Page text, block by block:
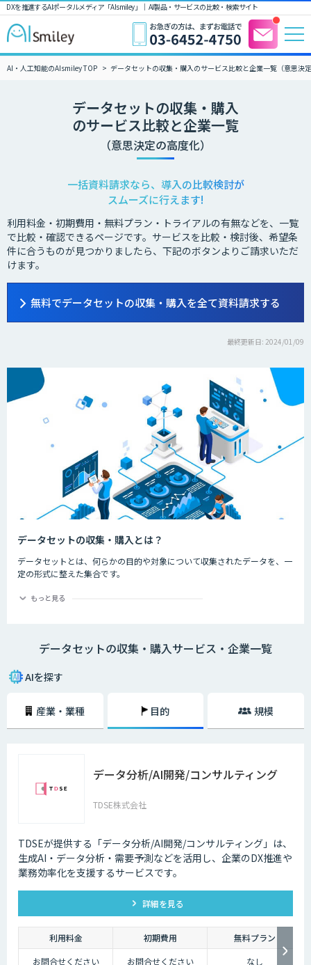
DXを推進するAIポータルメディア「AIsmiley」｜ AI製品・サービスの比較・検索サイト
AI・人工知能のAIsmiley TOP データセットの収集・購入のサービス比較と企業一覧（意思決
データセットの収集・購入
のサービス比較と企業一覧
（意思決定の高度化）
一括資料請求なら、導入の比較検討が
スムーズに行えます!
利用料金・初期費用・無料プラン・トライアルの有無などを、一覧
で比較・確認できるページです。サービスを比較・検討後、希望条
件に合うものが見つかりましたら、下記のボタンよりご請求いただ
けます。
無料でデータセットの収集・購入を全て資料請求する
最終更新日: 2024/01/09
データセットの収集・購入とは？
データセットとは、何らかの目的や対象について収集されたデータを、一
定の形式に整えた集合です。
データを集める作業に時間や労力が割かれていることがあると思います。
もっと見る
データセットの収集・購入サービス・企業一覧
AIを探す
産業・業種 目的 規模
データ分析/AI開発/コンサルティング
TDSE株式会社
TDSEが提供する「データ分析/AI開発/コンサルティング」は、
生成AI・データ分析・需要予測などを活用し、企業のDX推進や
業務効率化を支援するサービスです。
詳細を見る
利用料金 初期費用
無料プラン
お問合せください
お問合せください なし